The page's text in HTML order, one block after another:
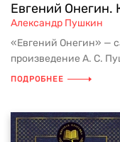
Евгений
Александр Пушкин
«Евгений Онегин» —
произведение А. С.
ПОДРОБНЕЕ